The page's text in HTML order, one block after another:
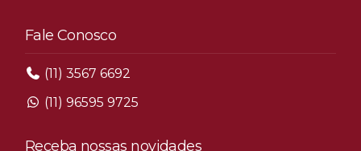
Fale Conosco
(11) 3567 6692
(11) 96595 9725
Receba nossas novidades